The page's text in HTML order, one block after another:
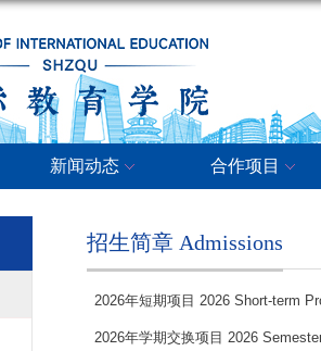
新闻动态 合作项目
招生简章 Admissions
2026年短期项目 2026 Short-term
2026年学期交换项目 2026